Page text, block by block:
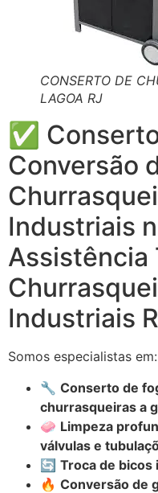
CONSERTO DE
LAGOA RJ
✅
Conversão
Industriais
Assistência
Industriais
Somos especialistas em:
🔧 Conserto de
churrasqueiras a
🧼 Limpeza
válvulas e
🔄 Troca de bicos
🔥 Conversão de